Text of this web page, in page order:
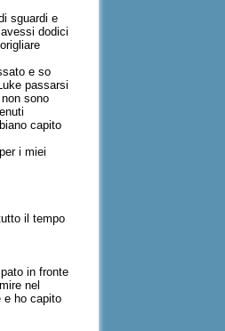
sguardi e
dodici
e so
passarsi
sono
capito
i miei
il tempo
in fronte
nel
e ho capito